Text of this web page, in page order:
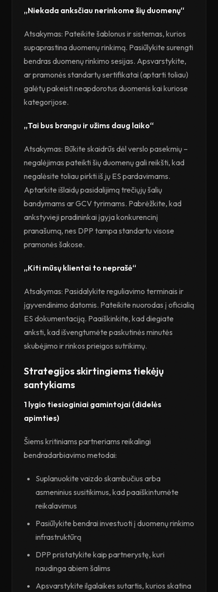
„Niekada anksčiau nerinkome šių duomenų“
Atsakymas: Pateikite šablonus ir sistemas, kurios
supaprastina duomenų rinkimą. Pasiūlykite surengti
bendras duomenų rinkimo sesijas. Apsvarstykite,
ar pramonės standartų sertifikatai (aptarti toliau)
galėtų pakeisti neapdorotus duomenis kai kuriose
kategorijose.
„Tai bus brangu ir užims daug laiko“
Atsakymas: Būkite skaidrūs dėl verslo pasekmių –
negalėjimas pateikti šių duomenų gali reikšti, kad
negalėsite toliau pirkti iš jų ES pardavimams.
Aptarkite išlaidų pasidalijimą trečiųjų šalių
bandymams ar GCV tyrimams. Pabrėžkite, kad
ankstyvieji pradininkai įgyja konkurencinį
pranašumą, nes DPP tampa standartu visose
pramonės šakose.
„Kiti mūsų klientai to neprašė“
Atsakymas: Pasidalykite reguliavimo terminais ir
įgyvendinimo datomis. Pateikite nuorodas į oficialią
ES dokumentaciją. Paaiškinkite, kad diegiate
anksti, kad išvengtumėte paskutinės minutės
skubėjimo ir rinkos prieigos sutrikimų.
Strategijos skirtingiems tiekėjų
santykiams
1 lygio tiesioginiai gamintojai (didelės
apimties)
Šiems kritiniams partneriams reikalingi
bendradarbiavimo metodai:
Suplanuokite vaizdo skambučius arba
asmeninius susitikimus, kad paaiškintumėte
reikalavimus
Pasiūlykite bendrai investuoti į duomenų rinkimo
infrastruktūrą
DPP pristatykite kaip partnerystę, kuri
naudinga abiem šalims
Apsvarstykite ilgalaikes sutartis, kurios skatina